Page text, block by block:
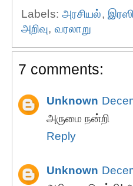
Labels: அரசியல்,
அறிவு, வரலாறு
7 comments:
Unknown
அருமை நன்றி
Reply
Unknown